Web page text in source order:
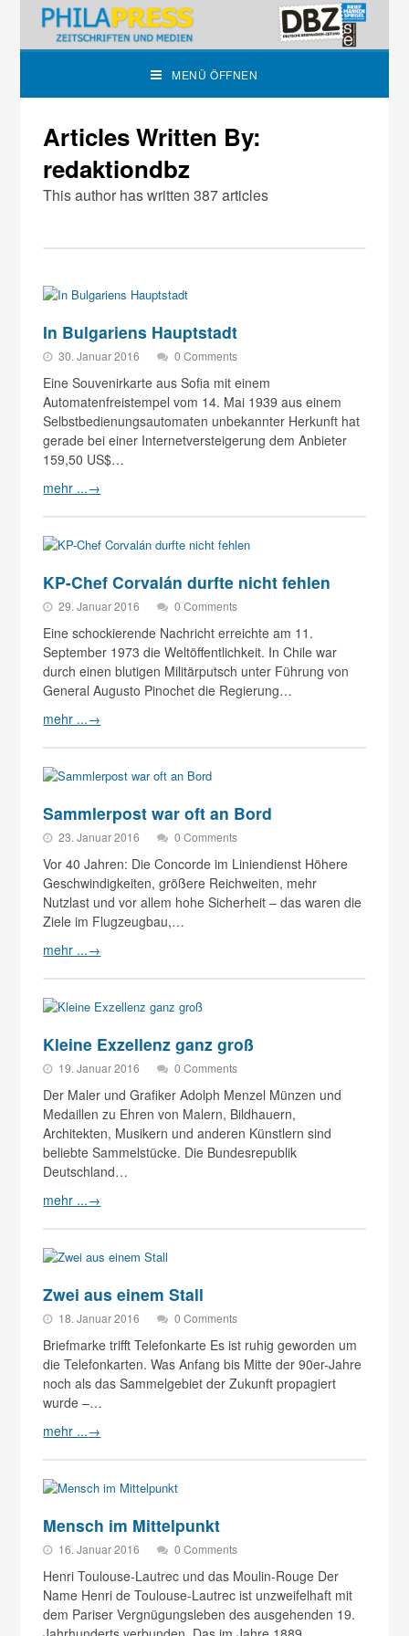
MENÜ ÖFFNEN
Articles Written By:
redaktiondbz
This author has written 387 articles
In Bulgariens Hauptstadt
30. Januar 2016 0 Comments
Eine Souvenirkarte aus Sofia mit einem
Automatenfreistempel vom 14. Mai 1939 aus einem
Selbstbedienungsautomaten unbekannter Herkunft hat
gerade bei einer Internetversteigerung dem Anbieter
159,50 US$…
mehr ...→
KP-Chef Corvalán durfte nicht fehlen
29. Januar 2016 0 Comments
Eine schockierende Nachricht erreichte am 11.
September 1973 die Weltöffentlichkeit. In Chile war
durch einen blutigen Militärputsch unter Führung von
General Augusto Pinochet die Regierung…
mehr ...→
Sammlerpost war oft an Bord
23. Januar 2016 0 Comments
Vor 40 Jahren: Die Concorde im Liniendienst Höhere
Geschwindigkeiten, größere Reichweiten, mehr
Nutzlast und vor allem hohe Sicherheit – das waren die
Ziele im Flugzeugbau,…
mehr ...→
Kleine Exzellenz ganz groß
19. Januar 2016 0 Comments
Der Maler und Grafiker Adolph Menzel Münzen und
Medaillen zu Ehren von Malern, Bildhauern,
Architekten, Musikern und anderen Künstlern sind
beliebte Sammelstücke. Die Bundesrepublik
Deutschland…
mehr ...→
Zwei aus einem Stall
18. Januar 2016 0 Comments
Briefmarke trifft Telefonkarte Es ist ruhig geworden um
die Telefonkarten. Was Anfang bis Mitte der 90er-Jahre
noch als das Sammelgebiet der Zukunft propagiert
wurde –…
mehr ...→
Mensch im Mittelpunkt
16. Januar 2016 0 Comments
Henri Toulouse-Lautrec und das Moulin-Rouge Der
Name Henri de Toulouse-Lautrec ist unzweifelhaft mit
dem Pariser Vergnügungsleben des ausgehenden 19.